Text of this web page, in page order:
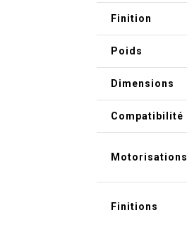
Finition
Poids
Dimensions
Compatibilité
Motorisations
Finitions